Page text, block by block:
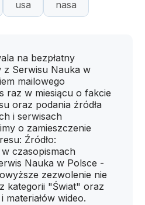
usa nasa
na bezpłatny
z Serwisu Nauka w
mailowego
raz w miesiącu o fakcie
oraz podania źródła
i serwisach
o zamieszczenie
Źródło:
czasopismach
Nauka w Polsce -
zezwolenie nie
kategorii "Świat" oraz
wideo.